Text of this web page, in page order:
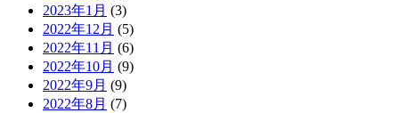
2023年1月 (3)
2022年12月 (5)
2022年11月 (6)
2022年10月 (9)
2022年9月 (9)
2022年8月 (7)